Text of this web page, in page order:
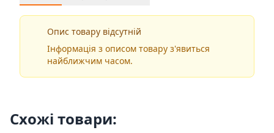
Опис товару відсутній
Інформація з описом товару з'явиться
найближчим часом.
Схожі товари: